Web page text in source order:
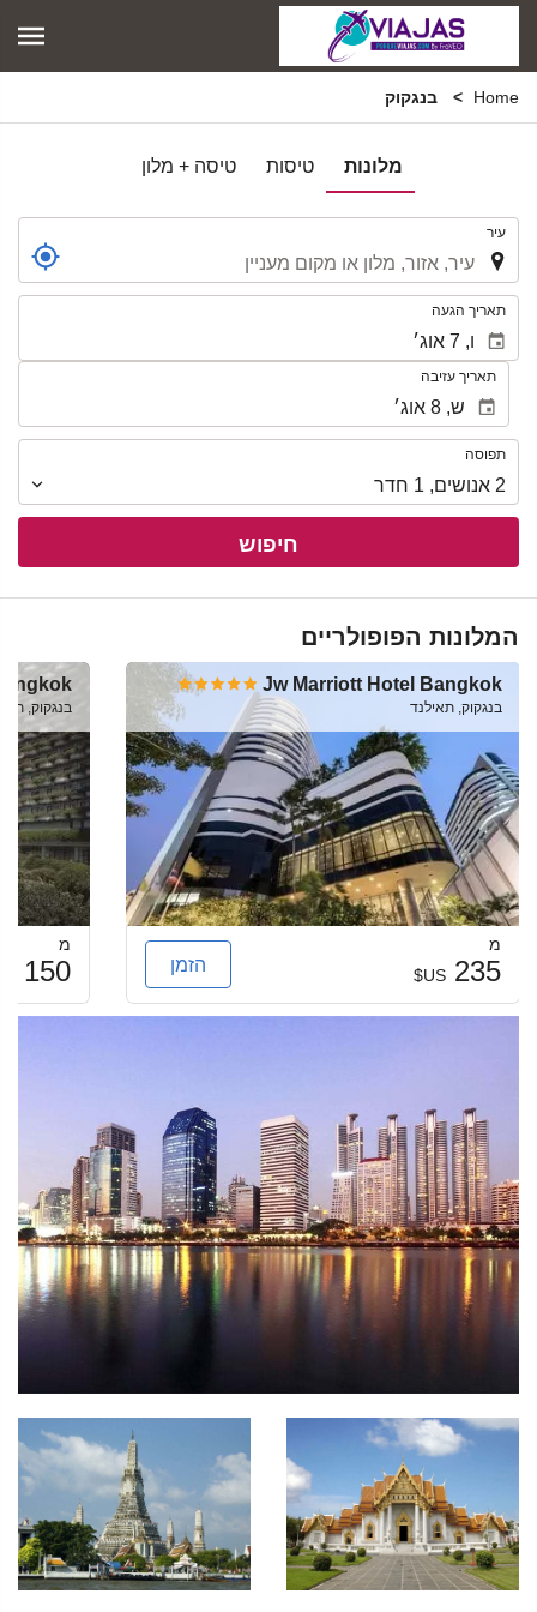
Home בנגקוק
מלונות טיסות טיסה + מלון
עיר
תאריך הגעה
תאריך עזיבה
תפוסה
תפוסה
2 אנושים,
1 חדר
חיפוש
המלונות הפופולריים
Jw Marriott Hotel Bangkok
בנגקוק, תאילנד
מ
235
US$ הזמן
בנגקוק,
מ
150